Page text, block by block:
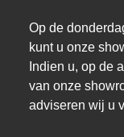
Op de
kunt u onze
Indien u, op de
van onze
adviseren wij u